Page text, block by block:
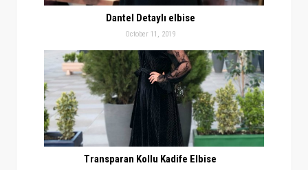
Dantel Detaylı elbise
October 11, 2019
Transparan Kollu Kadife Elbise